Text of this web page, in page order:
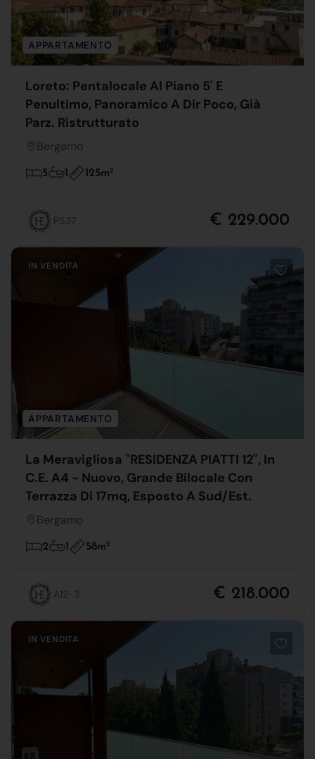
APPARTAMENTO
Loreto: Pentalocale Al Piano 5' E
Penultimo, Panoramico A Dir Poco, Già
Parz. Ristrutturato
Bergamo
5 1 125m2
P537 € 229.000
IN VENDITA
APPARTAMENTO
La Meravigliosa "RESIDENZA PIATTI 12", In
C.E. A4 - Nuovo, Grande Bilocale Con
Terrazza Di 17mq, Esposto A Sud/Est.
Bergamo
2 1 58m2
A12-3' € 218.000
IN VENDITA